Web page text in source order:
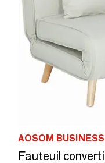
AOSOM BUSINESS